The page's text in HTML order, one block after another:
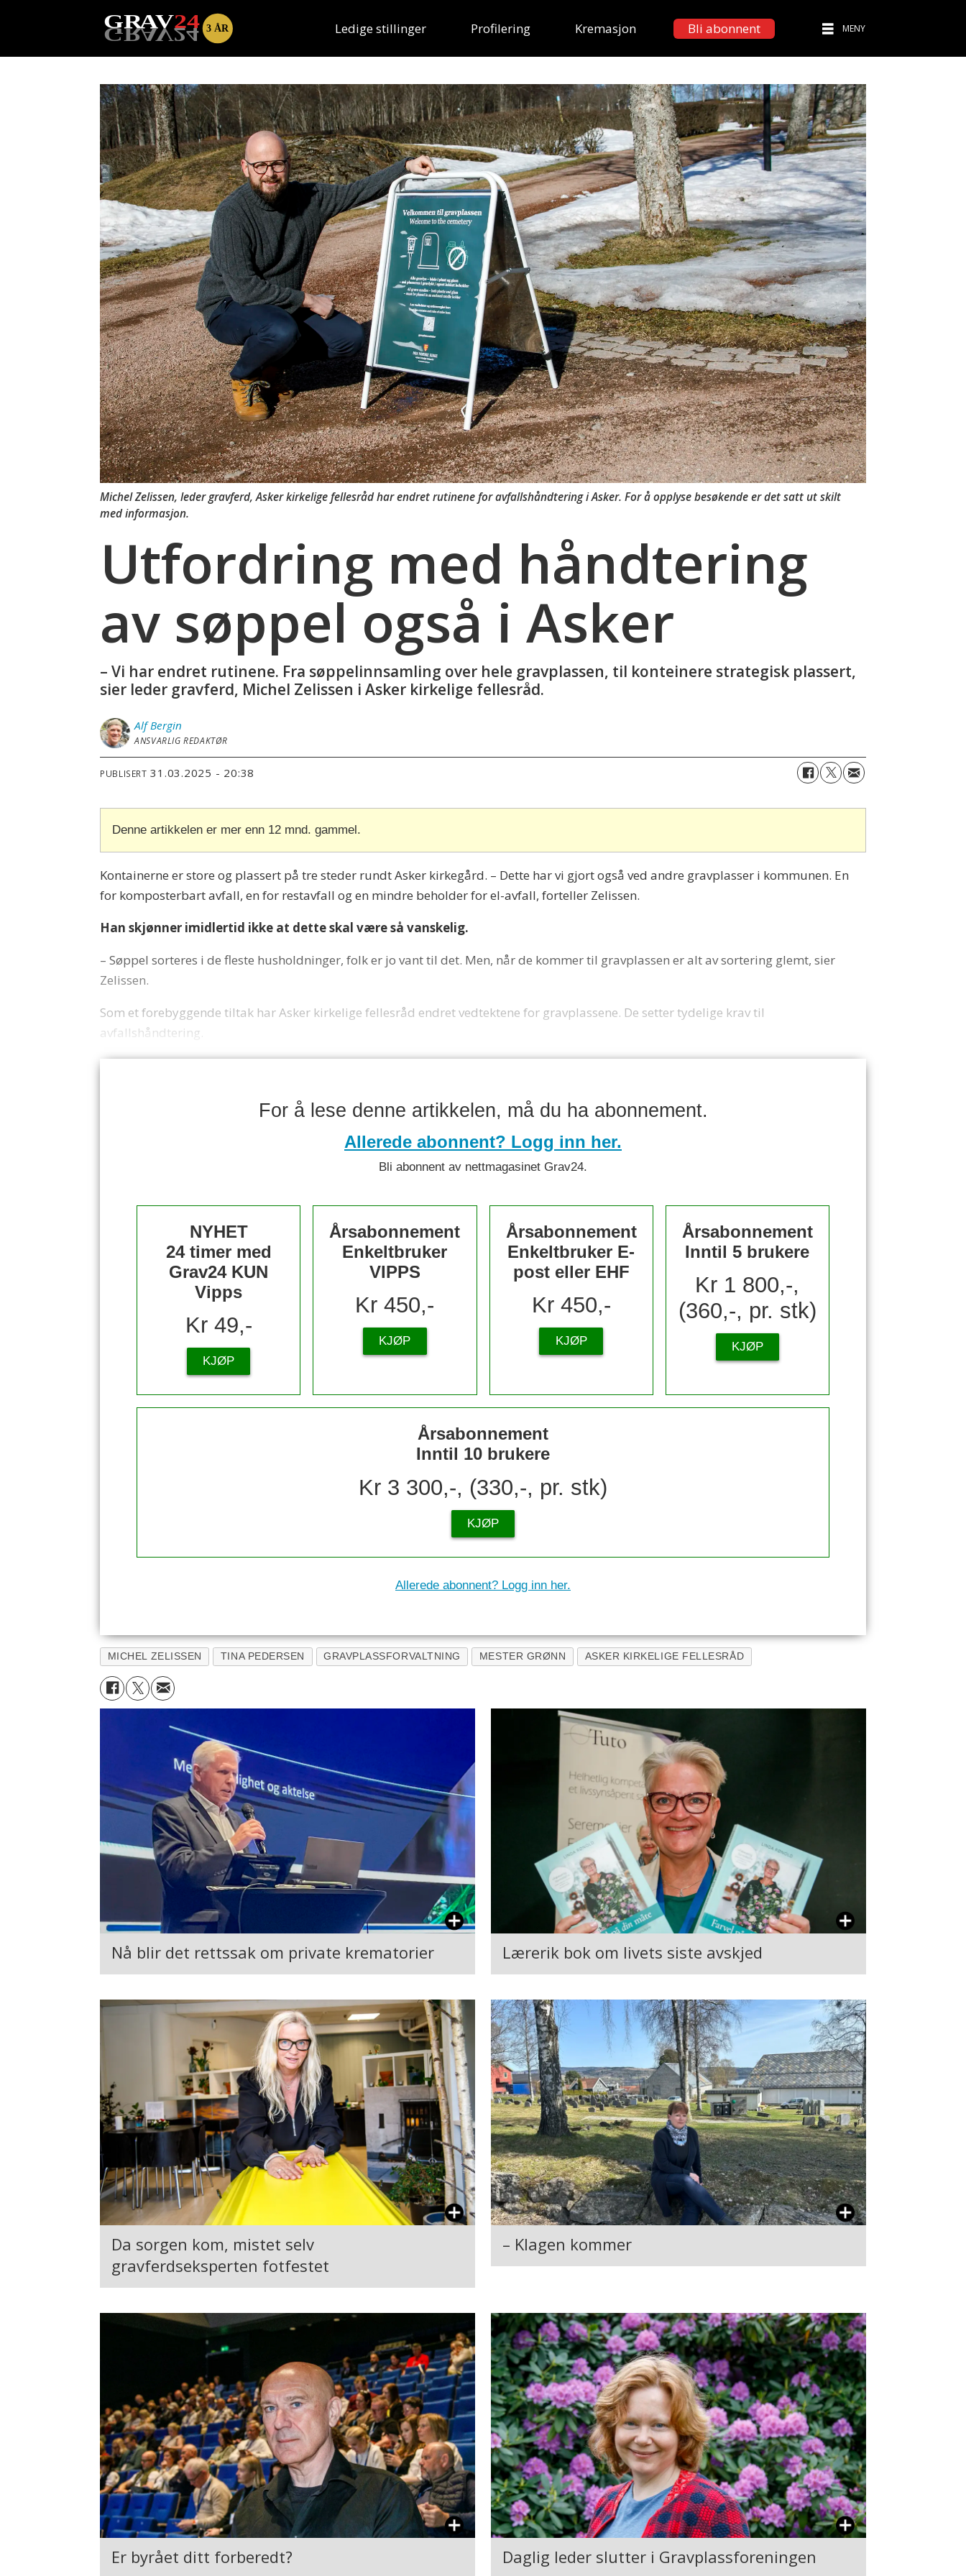
Ledige stillinger Profilering Kremasjon Bli abonnent
Michel Zelissen, leder gravferd, Asker kirkelige fellesråd har endret rutinene for avfallshåndtering i Asker. For å opplyse besøkende er det satt ut skilt
med informasjon.
Utfordring med håndtering
av søppel også i Asker
– Vi har endret rutinene. Fra søppelinnsamling over hele gravplassen, til konteinere strategisk plassert,
sier leder gravferd, Michel Zelissen i Asker kirkelige fellesråd.
Alf Bergin
ANSVARLIG REDAKTØR
PUBLISERT 31.03.2025 - 20:38
Denne artikkelen er mer enn 12 mnd. gammel.
Kontainerne er store og plassert på tre steder rundt Asker kirkegård. – Dette har vi gjort også ved andre gravplasser i kommunen. En
for komposterbart avfall, en for restavfall og en mindre beholder for el-avfall, forteller Zelissen.
Han skjønner imidlertid ikke at dette skal være så vanskelig.
– Søppel sorteres i de fleste husholdninger, folk er jo vant til det. Men, når de kommer til gravplassen er alt av sortering glemt, sier
Zelissen.
Som et forebyggende tiltak har Asker kirkelige fellesråd endret vedtektene for gravplassene. De setter tydelige krav til
avfallshåndtering.
For å lese denne artikkelen, må du ha abonnement.
Allerede abonnent? Logg inn her.
Bli abonnent av nettmagasinet Grav24.
NYHET
24 timer med
Grav24 KUN
Vipps
Kr 49,-
KJØP
Årsabonnement
Enkeltbruker
VIPPS
Kr 450,-
KJØP
Årsabonnement
Enkeltbruker E-
post eller EHF
Kr 450,-
KJØP
Årsabonnement
Inntil 5 brukere
Kr 1 800,-,
(360,-, pr. stk)
KJØP
Årsabonnement
Inntil 10 brukere
Kr 3 300,-, (330,-, pr. stk)
KJØP
Allerede abonnent? Logg inn her.
MICHEL ZELISSEN TINA PEDERSEN GRAVPLASSFORVALTNING MESTER GRØNN ASKER KIRKELIGE FELLESRÅD
Nå blir det rettssak om private krematorier Lærerik bok om livets siste avskjed
Da sorgen kom, mistet selv
gravferdseksperten fotfestet
– Klagen kommer
Er byrået ditt forberedt? Daglig leder slutter i Gravplassforeningen